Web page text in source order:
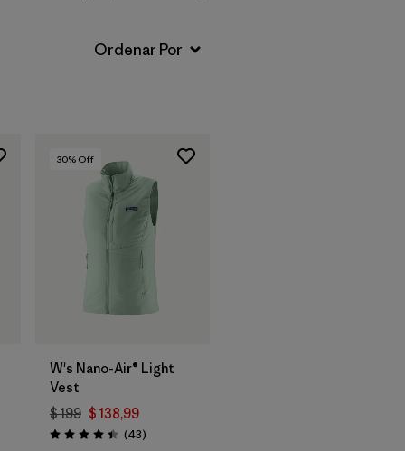
30% Off
W's Nano-Air® Light
Vest
$ 199 $ 138,99
Valoración: 4.4 / 5
(43Comentarios
)